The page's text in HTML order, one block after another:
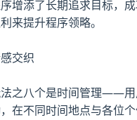
增添了长期追求目标，
来提升程序领略。
交织
之八个是时间管理——
在不同时间地点与各位个